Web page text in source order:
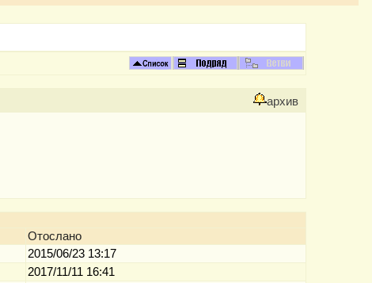
архив
Отослано
2015/06/23 13:17
2017/11/11 16:41